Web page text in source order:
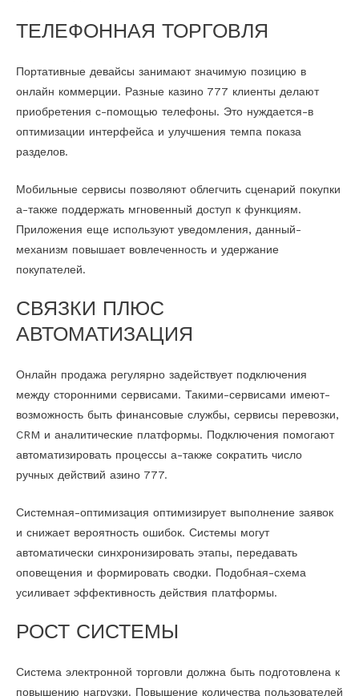
ТЕЛЕФОННАЯ ТОРГОВЛЯ
Портативные девайсы занимают значимую позицию в
онлайн коммерции. Разные казино 777 клиенты делают
приобретения с-помощью телефоны. Это нуждается-в
оптимизации интерфейса и улучшения темпа показа
разделов.
Мобильные сервисы позволяют облегчить сценарий покупки
а-также поддержать мгновенный доступ к функциям.
Приложения еще используют уведомления, данный-
механизм повышает вовлеченность и удержание
покупателей.
СВЯЗКИ ПЛЮС
АВТОМАТИЗАЦИЯ
Онлайн продажа регулярно задействует подключения
между сторонними сервисами. Такими-сервисами имеют-
возможность быть финансовые службы, сервисы перевозки,
CRM и аналитические платформы. Подключения помогают
автоматизировать процессы а-также сократить число
ручных действий азино 777.
Системная-оптимизация оптимизирует выполнение заявок
и снижает вероятность ошибок. Системы могут
автоматически синхронизировать этапы, передавать
оповещения и формировать сводки. Подобная-схема
усиливает эффективность действия платформы.
РОСТ СИСТЕМЫ
Система электронной торговли должна быть подготовлена к
повышению нагрузки. Повышение количества пользователей